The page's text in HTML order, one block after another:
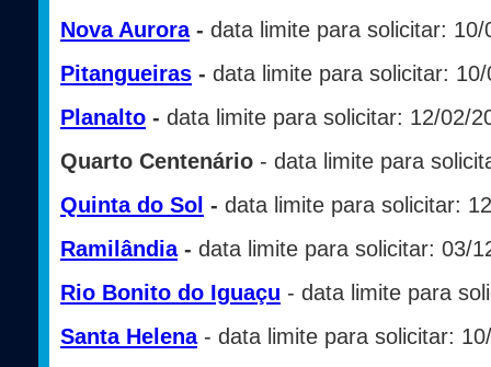
Nova Aurora- data limite para solicitar: 10/
Pitangueiras - data limite para solicitar:
Planalto - data limite para solicitar: 12/02/
Quarto Centenário - data limite para
Quinta do Sol - data limite para solicitar:
Ramilândia- data limite para solicitar: 03/
Rio Bonito do Iguaçu - data limite para
Santa Helena- data limite para solicitar: